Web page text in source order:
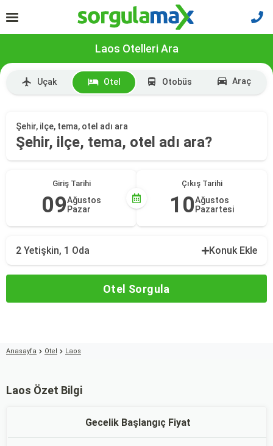
Laos Otelleri Ara
Uçak Otel Otobüs Araç
Şehir, ilçe, tema, otel adı ara
Şehir, ilçe, tema, otel adı ara?
Giriş Tarihi
09Ağustos
Pazar
Çıkış Tarihi
10Ağustos
Pazartesi
2 Yetişkin, 1 Oda Konuk Ekle
Otel Sorgula
Anasayfa Otel Laos
Laos Özet Bilgi
Gecelik Başlangıç Fiyat